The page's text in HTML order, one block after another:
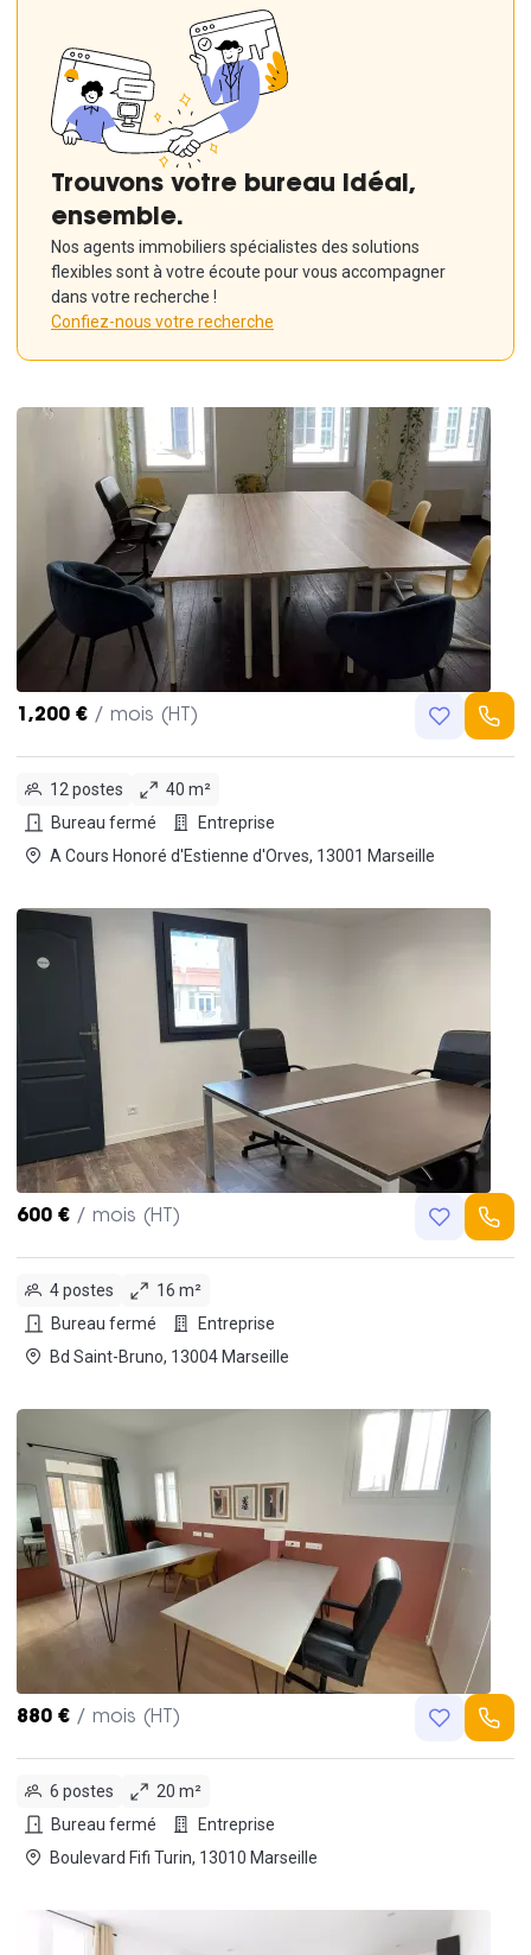
Trouvons votre bureau idéal,
ensemble.
Nos agents immobiliers spécialistes des solutions
flexibles sont à votre écoute pour vous accompagner
dans votre recherche !
Confiez-nous votre recherche
1,200 € / mois (HT)
12 postes
40 m²
Bureau fermé
Entreprise
A Cours Honoré d'Estienne d'Orves, 13001 Marseille
600 € / mois (HT)
4 postes
16 m²
Bureau fermé
Entreprise
Bd Saint-Bruno, 13004 Marseille
880 € / mois (HT)
6 postes
20 m²
Bureau fermé
Entreprise
Boulevard Fifi Turin, 13010 Marseille